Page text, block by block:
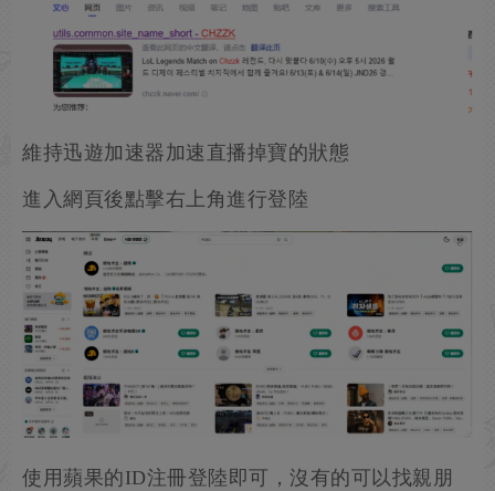
維持迅遊加速器加速直播掉寶的狀態
進入網頁後點擊右上角進行登陸
使用蘋果的ID注冊登陸即可，沒有的可以找親朋